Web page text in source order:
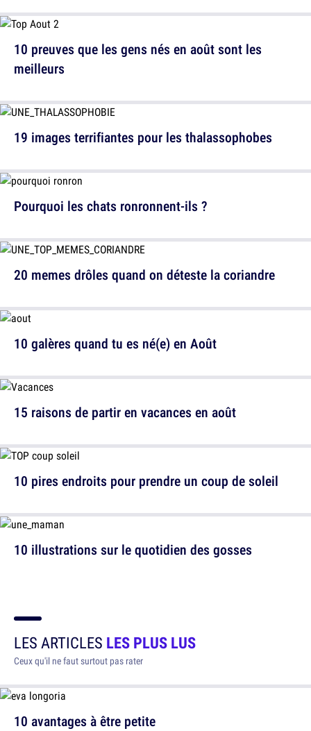
10 preuves que les gens nés en août sont les
meilleurs
Pourquoi les chats ronronnent-ils ?
10 galères quand tu es né(e) en Août
10 pires endroits pour prendre un coup de soleil
19 images terrifiantes pour les thalassophobes
20 memes drôles quand on déteste la coriandre
15 raisons de partir en vacances en août
10 illustrations sur le quotidien des gosses
LES ARTICLES LES PLUS LUS
Ceux qu'il ne faut surtout pas rater
10 avantages à être petite